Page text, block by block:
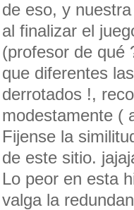
de eso, y
al finalizar el
(profesor de qué
que diferentes
derrotados !,
modestamente (
Fijense la
de este sitio.
Lo peor en esta
valga la